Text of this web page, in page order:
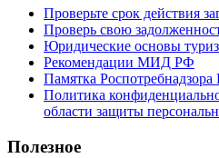
Проверьте срок действия
Проверь свою
Юридические основы
Рекомендации МИД РФ
Памятка Роспотребнадзора
Политика
области защиты
Полезное